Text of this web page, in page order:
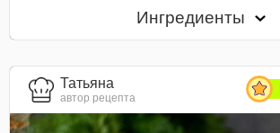
Ингредиенты
Татьяна
автор рецепта